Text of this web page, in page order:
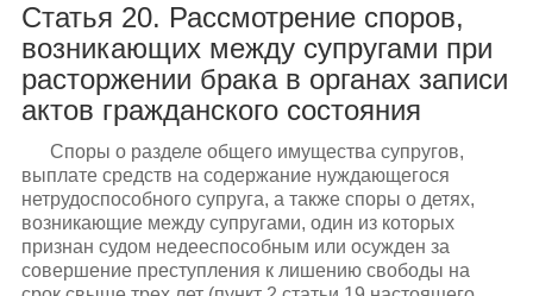
Статья 20. Рассмотрение споров,
возникающих между супругами при
расторжении брака в органах записи
актов гражданского состояния
Споры о разделе общего имущества супругов,
выплате средств на содержание нуждающегося
нетрудоспособного супруга, а также споры о детях,
возникающие между супругами, один из которых
признан судом недееспособным или осужден за
совершение преступления к лишению свободы на